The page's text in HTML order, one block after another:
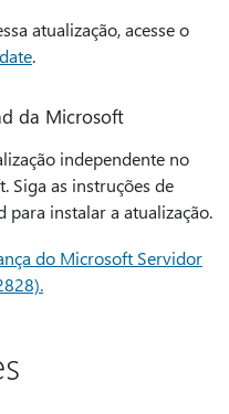
atualização, acesse o
.
da Microsoft
independente no
Siga as instruções de
para instalar a atualização.
do Microsoft Servidor